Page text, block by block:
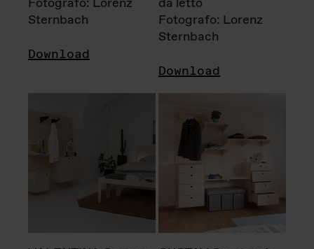
Sternbach
Download
Fotografo: Lorenz
Sternbach
Download